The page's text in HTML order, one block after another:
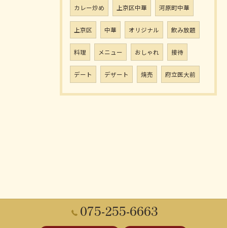
カレー炒め 上京区中華 河原町中華
上京区 中華 オリジナル 飲み放題
料理 メニュー おしゃれ 接待
デート デザート 焼売 府立医大前
075-255-6663